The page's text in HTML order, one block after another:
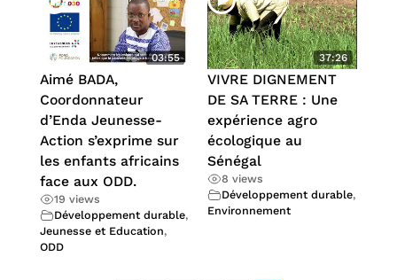
03:55
Aimé BADA,
Coordonnateur
d’Enda Jeunesse-
Action s’exprime sur
les enfants africains
face aux ODD.
19 views
Développement durable,
Jeunesse et Education,
ODD
37:26
VIVRE DIGNEMENT
DE SA TERRE : Une
expérience agro
écologique au
Sénégal
8 views
Développement durable,
Environnement